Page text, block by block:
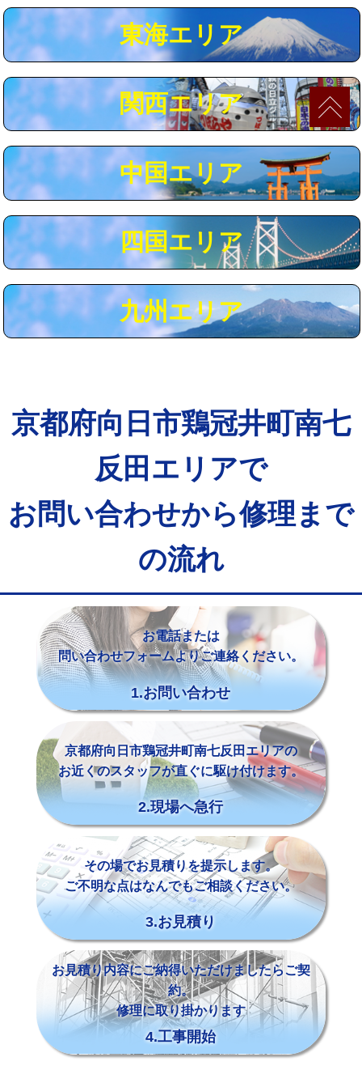
マス交換（深さ50㎝以上） 66,000円
コンクリート斫り（厚さ10㎝まで） 27,500円
コンクリート斫り（厚さ10㎝超え） 38,500円
モルタル補修（厚さ10㎝まで） 27,500円
追加人工 16,500円
※給水管工事は20mmまでの価格です。
東海エリア
関西エリア
中国エリア
四国エリア
九州エリア
京都府向日市鶏冠井町南七
反田エリアで
お問い合わせから修理まで
の流れ
お電話または
問い合わせフォームよりご連絡ください。
1.お問い合わせ
京都府向日市鶏冠井町南七反田エリアの
お近くのスタッフが直ぐに駆け付けます。
2.現場へ急行
その場でお見積りを提示します。
ご不明な点はなんでもご相談ください。
3.お見積り
お見積り内容にご納得いただけましたらご契
約。
修理に取り掛かります
4.工事開始